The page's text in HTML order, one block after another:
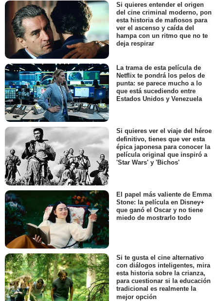
Si quieres entender el origen
del cine criminal moderno, pon
esta historia de mafiosos para
ver el ascenso y caída del
hampa con un ritmo que no te
deja respirar
La trama de esta película de
Netflix te pondrá los pelos de
punta: se parece mucho a lo
que está sucediendo entre
Estados Unidos y Venezuela
Si quieres ver el viaje del héroe
definitivo, tienes que ver esta
épica japonesa para conocer la
película original que inspiró a
'Star Wars' y 'Bichos'
El papel más valiente de Emma
Stone: la película en Disney+
que ganó el Oscar y no tiene
miedo de mostrarlo todo
Si te gusta el cine alternativo
con diálogos inteligentes, mira
esta historia sobre la crianza,
para cuestionar si la educación
tradicional es realmente la
mejor opción